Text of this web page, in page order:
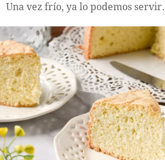
Una vez frío, ya lo podemos servir.